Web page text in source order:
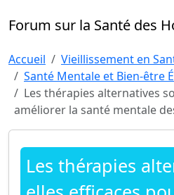
Forum sur la Santé des
Accueil
Vieillissement en
Santé Mentale et Bien-être
Les thérapies alternatives
améliorer la santé mentale
Les thérapies